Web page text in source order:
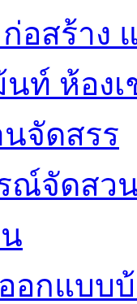
ท์ ห้องเ
จัดสรร
ณ์จัดสว
อกแบบ